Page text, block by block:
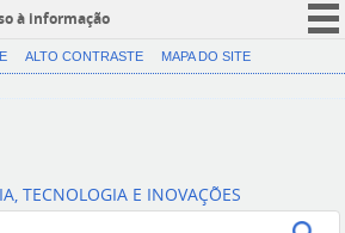
à informação
CORONAVÍRUS (COVID-19)
Canais
ALTO CONTRASTE MAPA DO SITE
TECNOLOGIA E INOVAÇÕES